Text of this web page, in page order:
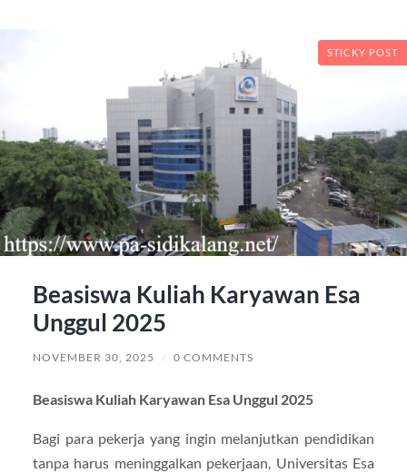
STICKY POST
Beasiswa Kuliah Karyawan Esa
Unggul 2025
NOVEMBER 30, 2025 / 0 COMMENTS
Beasiswa Kuliah Karyawan Esa Unggul 2025
Bagi para pekerja yang ingin melanjutkan pendidikan
tanpa harus meninggalkan pekerjaan, Universitas Esa